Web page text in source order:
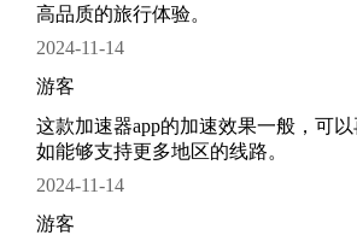
高品质的旅行体验。
2024-11-14
游客
这款加速器app的加速效果一般，可
如能够支持更多地区的线路。
2024-11-14
游客